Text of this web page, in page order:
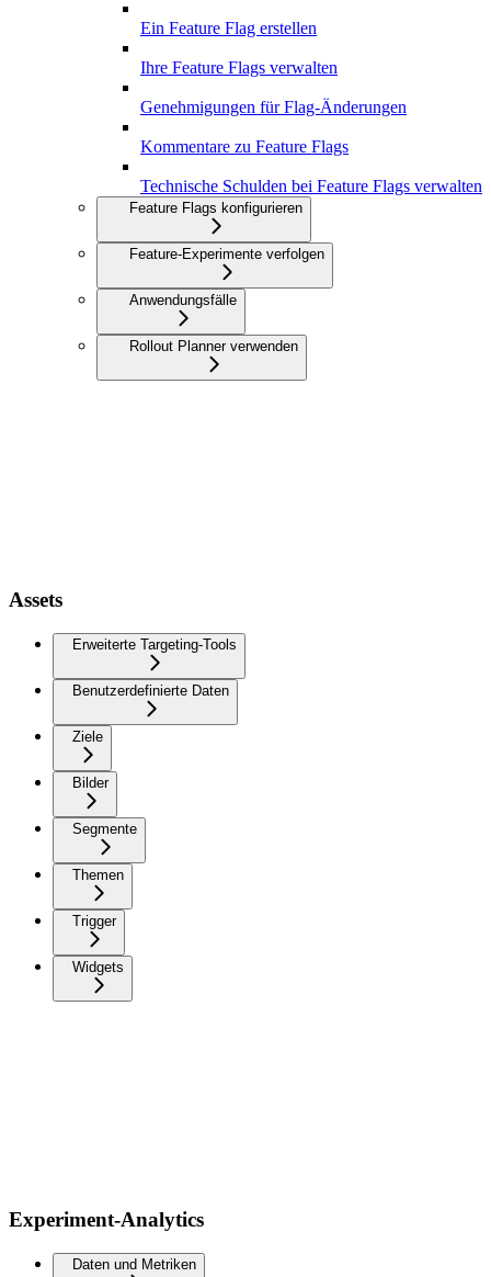
Ein Feature Flag erstellen
Ihre Feature Flags verwalten
Genehmigungen für Flag-Änderungen
Kommentare zu Feature Flags
Technische Schulden bei Feature Flags verwalten
Feature Flags konfigurieren
Feature-Experimente verfolgen
Anwendungsfälle
Rollout Planner verwenden
Assets
Erweiterte Targeting-Tools
Benutzerdefinierte Daten
Ziele
Bilder
Segmente
Themen
Trigger
Widgets
Experiment-Analytics
Daten und Metriken